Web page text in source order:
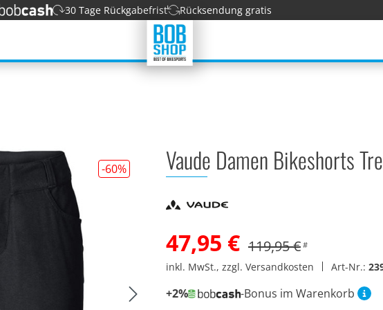
30 Tage Rückgabefrist Rücksendung gratis
-60% Vaude Damen Bikeshorts
47,95 € 119,95 € #
inkl. MwSt., zzgl. Versandkosten Art-Nr.:
+2%
-Bonus im Warenkorb